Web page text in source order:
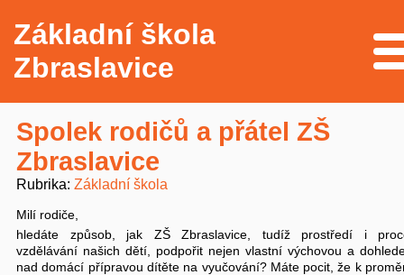
Základní škola
Zbraslavice
Spolek rodičů a přátel ZŠ
Zbraslavice
Rubrika Základní škola
Milí rodiče,
hledáte způsob, jak ZŠ Zbraslavice, tudíž prostředí i
vzdělávání našich dětí, podpořit nejen vlastní výchovou a
nad domácí přípravou dítěte na vyučování? Máte pocit, že k